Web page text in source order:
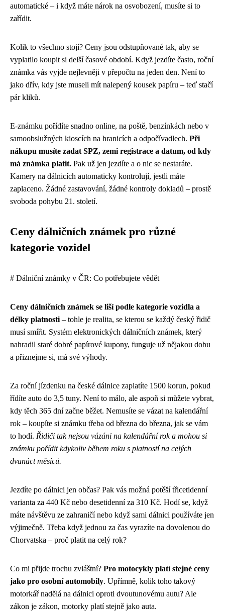
automatické – i když máte nárok na osvobození, musíte si to
zařídit.
Kolik to všechno stojí? Ceny jsou odstupňované tak, aby se
vyplatilo koupit si delší časové období. Když jezdíte často, roční
známka vás vyjde nejlevněji v přepočtu na jeden den. Není to
jako dřív, kdy jste museli mít nalepený kousek papíru – teď stačí
pár kliků.
E-známku pořídíte snadno online, na poště, benzínkách nebo v
samoobslužných kioscích na hranicích a odpočívadlech. Při
nákupu musíte zadat SPZ, zemi registrace a datum, od kdy
má známka platit. Pak už jen jezdíte a o nic se nestaráte.
Kamery na dálnicích automaticky kontrolují, jestli máte
zaplaceno. Žádné zastavování, žádné kontroly dokladů – prostě
svoboda pohybu 21. století.
Ceny dálničních známek pro různé
kategorie vozidel
# Dálniční známky v ČR: Co potřebujete vědět
Ceny dálničních známek se liší podle kategorie vozidla a
délky platnosti – tohle je realita, se kterou se každý český řidič
musí smířit. Systém elektronických dálničních známek, který
nahradil staré dobré papírové kupony, funguje už nějakou dobu
a přiznejme si, má své výhody.
Za roční jízdenku na české dálnice zaplatíte 1500 korun, pokud
řídíte auto do 3,5 tuny. Není to málo, ale aspoň si můžete vybrat,
kdy těch 365 dní začne běžet. Nemusíte se vázat na kalendářní
rok – koupíte si známku třeba od března do března, jak se vám
to hodí. Řidiči tak nejsou vázáni na kalendářní rok a mohou si
známku pořídit kdykoliv během roku s platností na celých
dvanáct měsíců.
Jezdíte po dálnici jen občas? Pak vás možná potěší třicetidenní
varianta za 440 Kč nebo desetidenní za 310 Kč. Hodí se, když
máte návštěvu ze zahraničí nebo když sami dálnici používáte jen
výjimečně. Třeba když jednou za čas vyrazíte na dovolenou do
Chorvatska – proč platit na celý rok?
Co mi přijde trochu zvláštní? Pro motocykly platí stejné ceny
jako pro osobní automobily. Upřímně, kolik toho takový
motorkář nadělá na dálnici oproti dvoutunovému autu? Ale
zákon je zákon, motorky platí stejně jako auta.